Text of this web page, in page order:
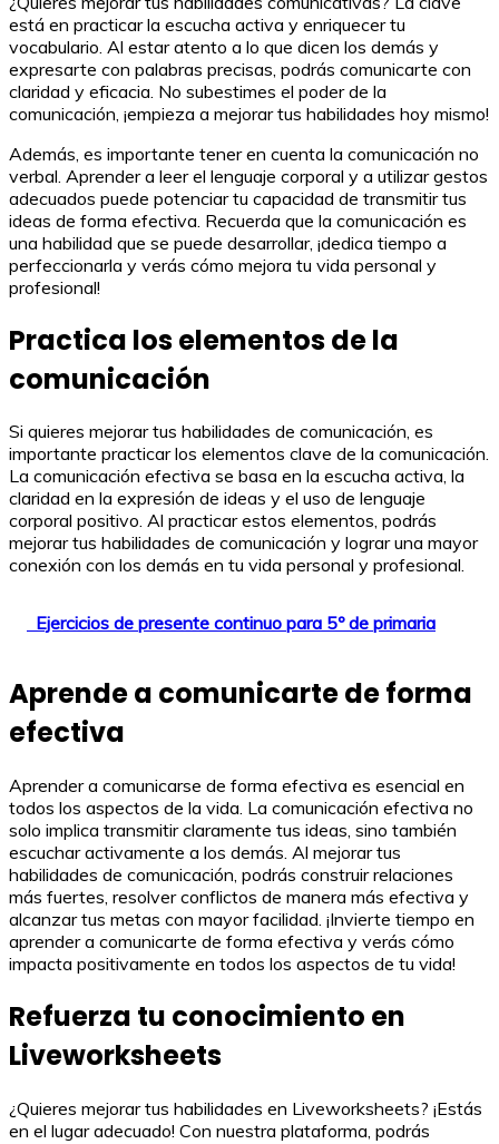
está en practicar la escucha activa y enriquecer tu
vocabulario. Al estar atento a lo que dicen los demás y
expresarte con palabras precisas, podrás comunicarte con
claridad y eficacia. No subestimes el poder de la
comunicación, ¡empieza a mejorar tus habilidades hoy mismo!
Además, es importante tener en cuenta la comunicación no
verbal. Aprender a leer el lenguaje corporal y a utilizar gestos
adecuados puede potenciar tu capacidad de transmitir tus
ideas de forma efectiva. Recuerda que la comunicación es
una habilidad que se puede desarrollar, ¡dedica tiempo a
perfeccionarla y verás cómo mejora tu vida personal y
profesional!
Practica los elementos de la
comunicación
Si quieres mejorar tus habilidades de comunicación, es
importante practicar los elementos clave de la comunicación.
La comunicación efectiva se basa en la escucha activa, la
claridad en la expresión de ideas y el uso de lenguaje
corporal positivo. Al practicar estos elementos, podrás
mejorar tus habilidades de comunicación y lograr una mayor
conexión con los demás en tu vida personal y profesional.
Ejercicios de presente continuo para 5º de primaria
Aprende a comunicarte de forma
efectiva
Aprender a comunicarse de forma efectiva es esencial en
todos los aspectos de la vida. La comunicación efectiva no
solo implica transmitir claramente tus ideas, sino también
escuchar activamente a los demás. Al mejorar tus
habilidades de comunicación, podrás construir relaciones
más fuertes, resolver conflictos de manera más efectiva y
alcanzar tus metas con mayor facilidad. ¡Invierte tiempo en
aprender a comunicarte de forma efectiva y verás cómo
impacta positivamente en todos los aspectos de tu vida!
Refuerza tu conocimiento en
Liveworksheets
¿Quieres mejorar tus habilidades en Liveworksheets? ¡Estás
en el lugar adecuado! Con nuestra plataforma, podrás